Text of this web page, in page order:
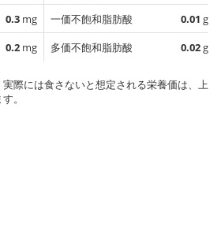
0.3 mg
0.2 mg
一価不飽和脂肪酸
0.01 g
多価不飽和脂肪酸
0.02g
際には食さないと想定される栄養価は、上
。